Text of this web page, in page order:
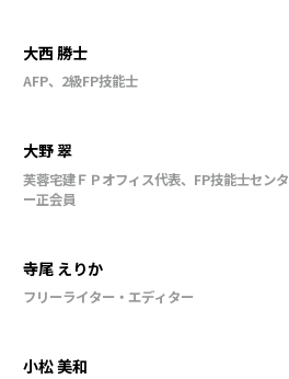
大西 勝士
AFP、2級FP技能士
大野 翠
芙蓉宅建ＦＰオフィス代表、FP技能士センタ
ー正会員
寺尾 えりか
フリーライター・エディター
小松 美和